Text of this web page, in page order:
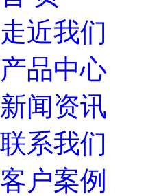
走近我们
产品中心
新闻资讯
联系我们
客户案例